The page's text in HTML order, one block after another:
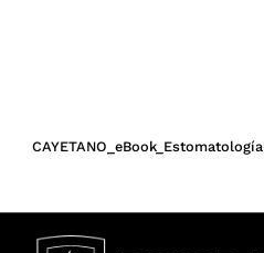
CAYETANO_eBook_Estomatología